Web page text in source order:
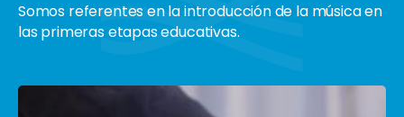
Somos referentes en la introducción de la música en
las primeras etapas educativas.